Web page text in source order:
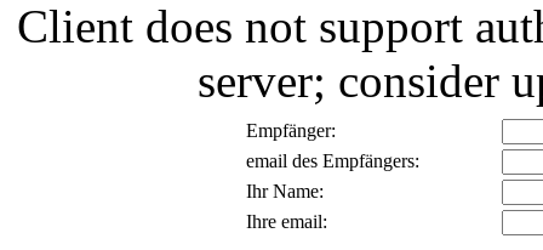
Client does not support
server; consider
Empfänger:
email des Empfängers:
Ihr Name:
Ihre email: